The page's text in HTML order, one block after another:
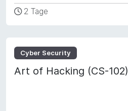
2 Tage
Cyber Security
Art of Hacking (CS-102)